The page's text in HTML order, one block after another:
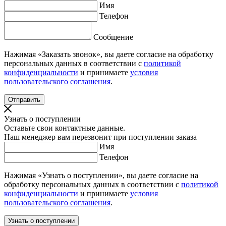
Имя
Телефон
Сообщение
Нажимая «Заказать звонок», вы даете согласие на обработку
персональных данных в соответствии с политикой
конфиденциальности и принимаете условия
пользовательского соглашения.
Узнать о поступлении
Оставьте свои контактные данные.
Наш менеджер вам перезвонит при поступлении заказа
Имя
Телефон
Нажимая «Узнать о поступлении», вы даете согласие на
обработку персональных данных в соответствии с политикой
конфиденциальности и принимаете условия
пользовательского соглашения.